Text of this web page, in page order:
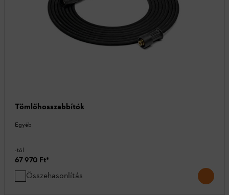
Tömlőhosszabbítók
Egyéb
-tól
67 970 Ft*
Összehasonlítás